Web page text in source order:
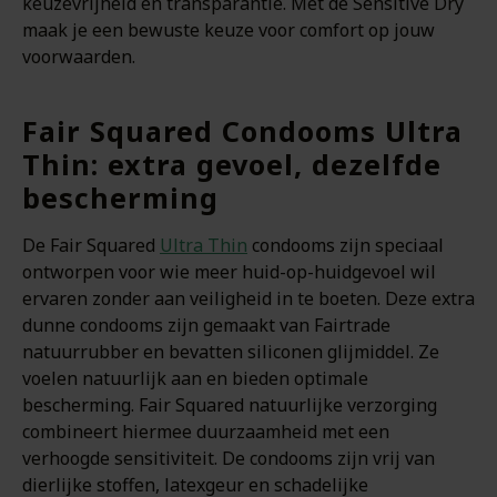
maak je een bewuste keuze voor comfort op jouw
voorwaarden.
Fair Squared Condooms Ultra
Thin: extra gevoel, dezelfde
bescherming
De Fair Squared Ultra Thin condooms zijn speciaal
ontworpen voor wie meer huid-op-huidgevoel wil
ervaren zonder aan veiligheid in te boeten. Deze extra
dunne condooms zijn gemaakt van Fairtrade
natuurrubber en bevatten siliconen glijmiddel. Ze
voelen natuurlijk aan en bieden optimale
bescherming. Fair Squared natuurlijke verzorging
combineert hiermee duurzaamheid met een
verhoogde sensitiviteit. De condooms zijn vrij van
dierlijke stoffen, latexgeur en schadelijke